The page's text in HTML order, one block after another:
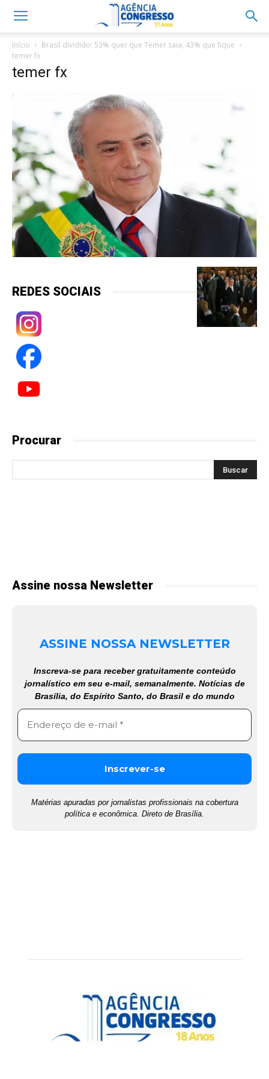
Início
Brasil dividido: 53% quer que Temer saia, 43% que fique
temer fx
temer fx
REDES SOCIAIS
Procurar
Assine nossa Newsletter
ASSINE NOSSA NEWSLETTER
Inscreva-se para receber gratuitamente conteúdo
jornalístico em seu e-mail, semanalmente. Notícias de
Brasília, do Espírito Santo, do Brasil e do mundo
Matérias apuradas por jornalistas profissionais na cobertura
política e econômica. Direto de Brasília.